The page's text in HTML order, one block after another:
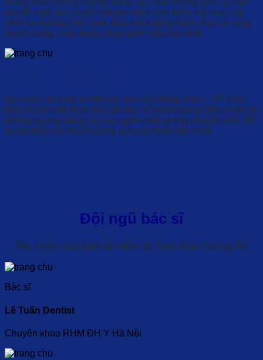
tạo đội ngũ bác sĩ giỏi chuyên môn, tính thẩm mỹ cao, cấp
nhật xu hướng mới nhất, thấu hiểu đồng hành chia sẻ cùng
khách hàng, ứng dụng công nghệ hiện đại nhất.
Nụ cười của bạn là niềm tự của của Răng Xinh – TP Vinh.
Bác sĩ luôn hết mình tận, tận tâm vì khách hàng. Bên cạnh đó
không ngừng nâng cao tay nghề chất lượng chuyên môn để
mang đến cho khách hàng nụ cười khỏe đẹp nhất
Đội ngũ bác sĩ
Nụ cười của bạn là niềm tự hào của chúng tôi
Bác sĩ
Lê Tuấn Dentist
Chuyên khoa RHM ĐH Y Hà Nội